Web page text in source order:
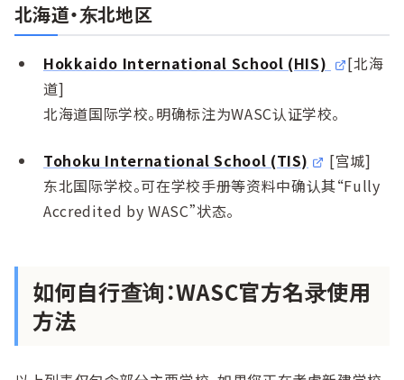
北海道・东北地区
Hokkaido International School (HIS)
[北海
道]
北海道国际学校。明确标注为WASC认证学校。
Tohoku International School (TIS)
[宫城]
东北国际学校。可在学校手册等资料中确认其“Fully
Accredited by WASC”状态。
如何自行查询：WASC官方名录使用
方法